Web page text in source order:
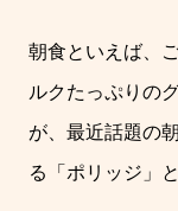
朝食といえば、
ルクたっぷりの
が、最近話題の
る「ポリッジ」